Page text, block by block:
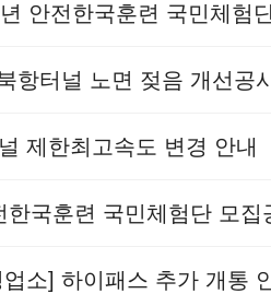
안전한국훈련 국민체험
항터널 노면 젖음 개선공
제한최고속도 변경 안내
한국훈련 국민체험단 모집
업소] 하이패스 추가 개통